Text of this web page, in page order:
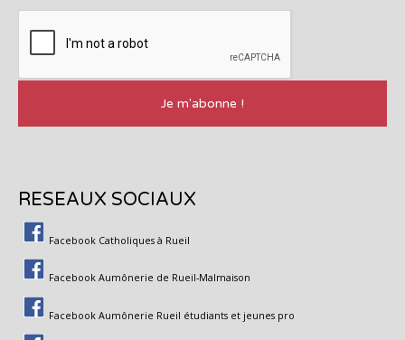
RESEAUX SOCIAUX
Facebook Catholiques à Rueil
Facebook Aumônerie de Rueil-Malmaison
Facebook Aumônerie Rueil étudiants et jeunes pro